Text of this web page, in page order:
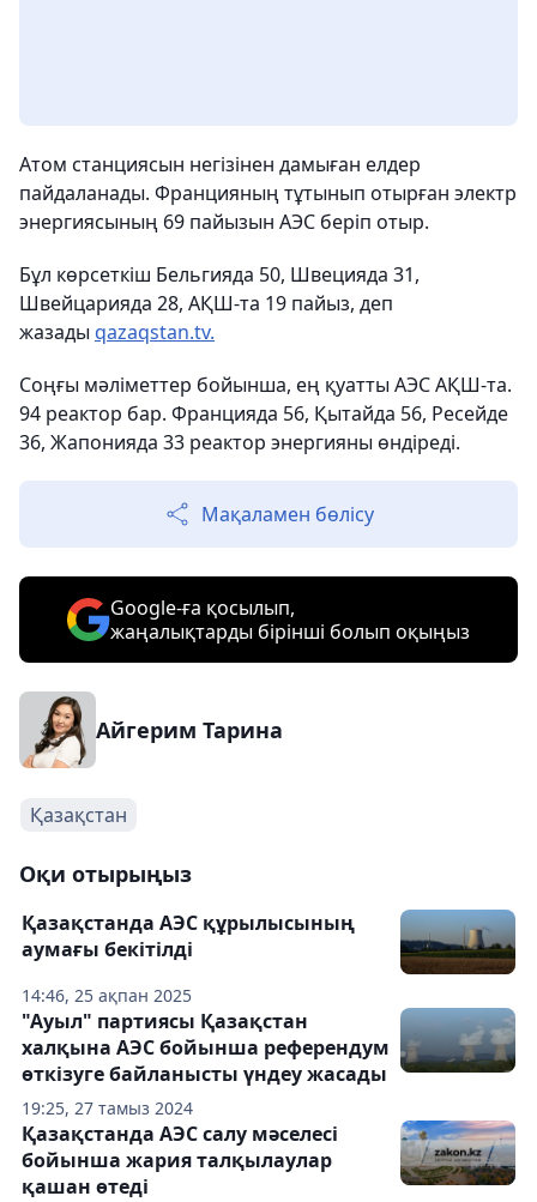
Атом станциясын негізінен дамыған елдер
пайдаланады. Францияның тұтынып отырған электр
энергиясының 69 пайызын АЭС беріп отыр.
Бұл көрсеткіш Бельгияда 50, Швецияда 31,
Швейцарияда 28, АҚШ-та 19 пайыз, деп
жазады qazaqstan.tv.
Соңғы мәліметтер бойынша, ең қуатты АЭС АҚШ-та.
94 реактор бар. Францияда 56, Қытайда 56, Ресейде
36, Жапонияда 33 реактор энергияны өндіреді.
Мақаламен бөлісу
Google-ға қосылып,
жаңалықтарды бірінші болып оқыңыз
Айгерим Тарина
Қазақстан
Оқи отырыңыз
14:46, 25 ақпан 2025
Қазақстанда АЭС құрылысының
аумағы бекітілді
19:25, 27 тамыз 2024
"Ауыл" партиясы Қазақстан
халқына АЭС бойынша референдум
өткізуге байланысты үндеу жасады
Қазақстанда АЭС салу мәселесі
бойынша жария талқылаулар
қашан өтеді